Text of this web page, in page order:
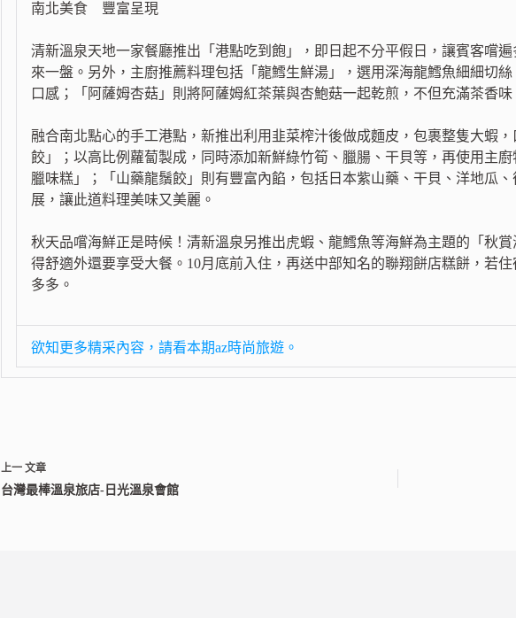
南北美食 豐富呈現
清新溫泉天地一家餐廳推出「港點吃到飽」，即日起不分平假日，讓賓客嚐
來一盤。另外，主廚推薦料理包括「龍鱈生鮮湯」，選用深海龍鱈魚細細切
口感；「阿薩姆杏菇」則將阿薩姆紅茶葉與杏鮑菇一起乾煎，不但充滿茶香
融合南北點心的手工港點，新推出利用韭菜榨汁後做成麵皮，包裹整隻大蝦
餃」；以高比例蘿蔔製成，同時添加新鮮綠竹筍、臘腸、干貝等，再使用主
臘味糕」；「山藥龍鬚餃」則有豐富內餡，包括日本紫山藥、干貝、洋地瓜
展，讓此道料理美味又美麗。
秋天品嚐海鮮正是時候！清新溫泉另推出虎蝦、龍鱈魚等海鮮為主題的「秋
得舒適外還要享受大餐。10月底前入住，再送中部知名的聯翔餅店糕餅，若
多多。
欲知更多精采內容，請看本期az時尚旅遊。
上一文章
台灣最棒溫泉旅店-日光溫泉會館